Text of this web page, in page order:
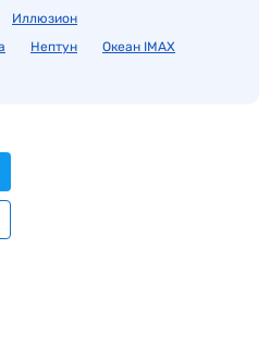
Иллюзион
Нептун
Океан IMAX